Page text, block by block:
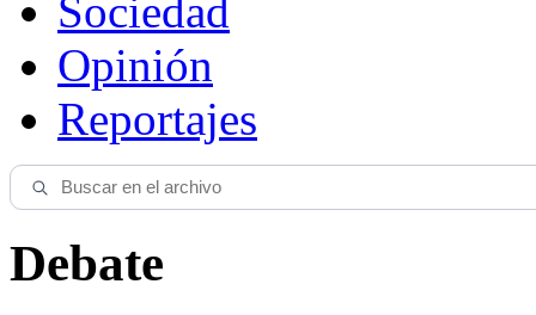
Sociedad
Opinión
Reportajes
Debate